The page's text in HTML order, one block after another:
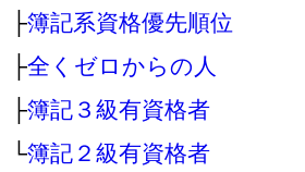
├簿記系資格優先順位
├全くゼロからの人
├簿記３級有資格者
└簿記２級有資格者